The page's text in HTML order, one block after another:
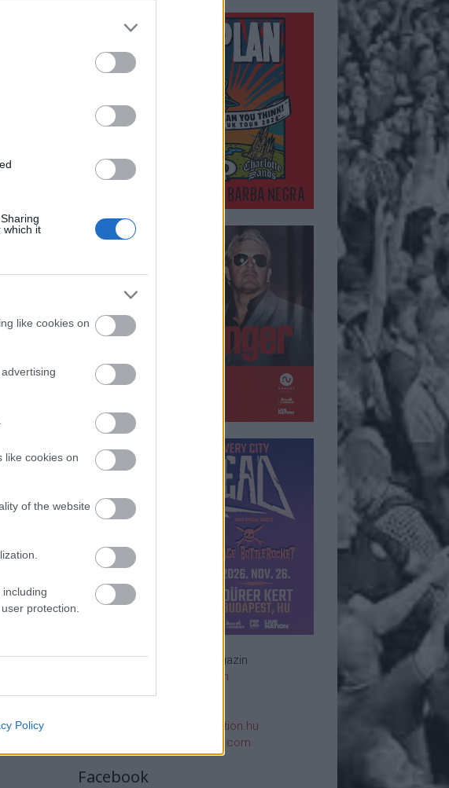
which it
like cookies on
like cookies on
of the website
protection.
Policy
With
a
annak
majd jön
a
Rockzenei magazin
Impresszum
rsszerk@rockstation.hu
rsszerk@gmail.com
Facebook